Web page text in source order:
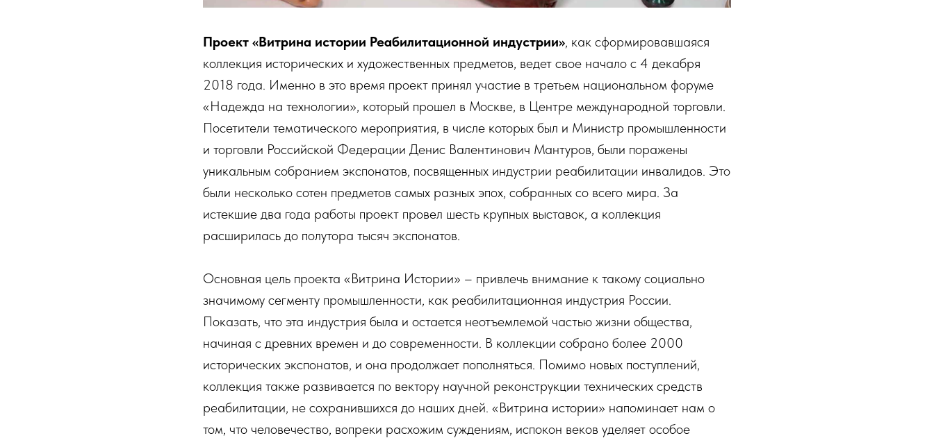
Проект «Витрина истории Реабилитационной индустрии», как сформировавшаяся
коллекция исторических и художественных предметов, ведет свое начало с 4 декабря
2018 года. Именно в это время проект принял участие в третьем национальном форуме
«Надежда на технологии», который прошел в Москве, в Центре международной торговли.
Посетители тематического мероприятия, в числе которых был и Министр промышленности
и торговли Российской Федерации Денис Валентинович Мантуров, были поражены
уникальным собранием экспонатов, посвященных индустрии реабилитации инвалидов. Это
были несколько сотен предметов самых разных эпох, собранных со всего мира. За
истекшие два года работы проект провел шесть крупных выставок, а коллекция
расширилась до полутора тысяч экспонатов.
Основная цель проекта «Витрина Истории» – привлечь внимание к такому социально
значимому сегменту промышленности, как реабилитационная индустрия России.
Показать, что эта индустрия была и остается неотъемлемой частью жизни общества,
начиная c древних времен и до современности. В коллекции собрано более 2000
исторических экспонатов, и она продолжает пополняться. Помимо новых поступлений,
коллекция также развивается по вектору научной реконструкции технических средств
реабилитации, не сохранившихся до наших дней. «Витрина истории» напоминает нам о
том, что человечество, вопреки расхожим суждениям, испокон веков уделяет особое